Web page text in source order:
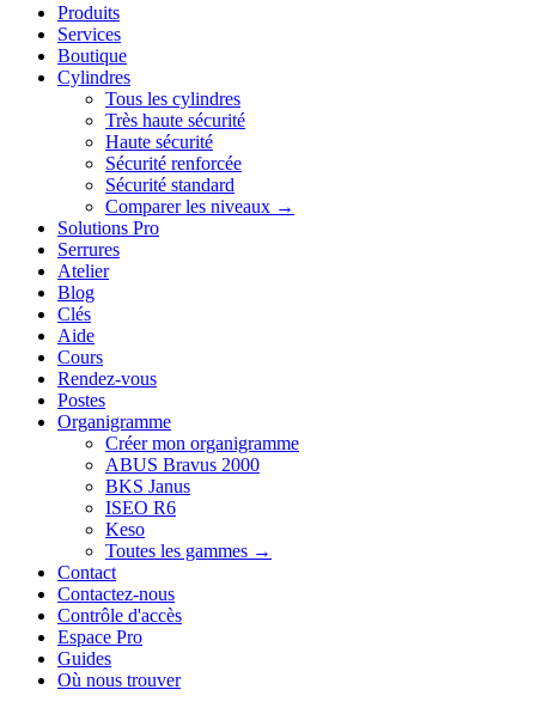
Produits
Services
Boutique
Cylindres
Tous les cylindres
Très haute sécurité
Haute sécurité
Sécurité renforcée
Sécurité standard
Comparer les niveaux →
Solutions Pro
Serrures
Atelier
Blog
Clés
Aide
Cours
Rendez-vous
Postes
Organigramme
Créer mon organigramme
ABUS Bravus 2000
BKS Janus
ISEO R6
Keso
Toutes les gammes →
Contact
Contactez-nous
Contrôle d'accès
Espace Pro
Guides
Où nous trouver